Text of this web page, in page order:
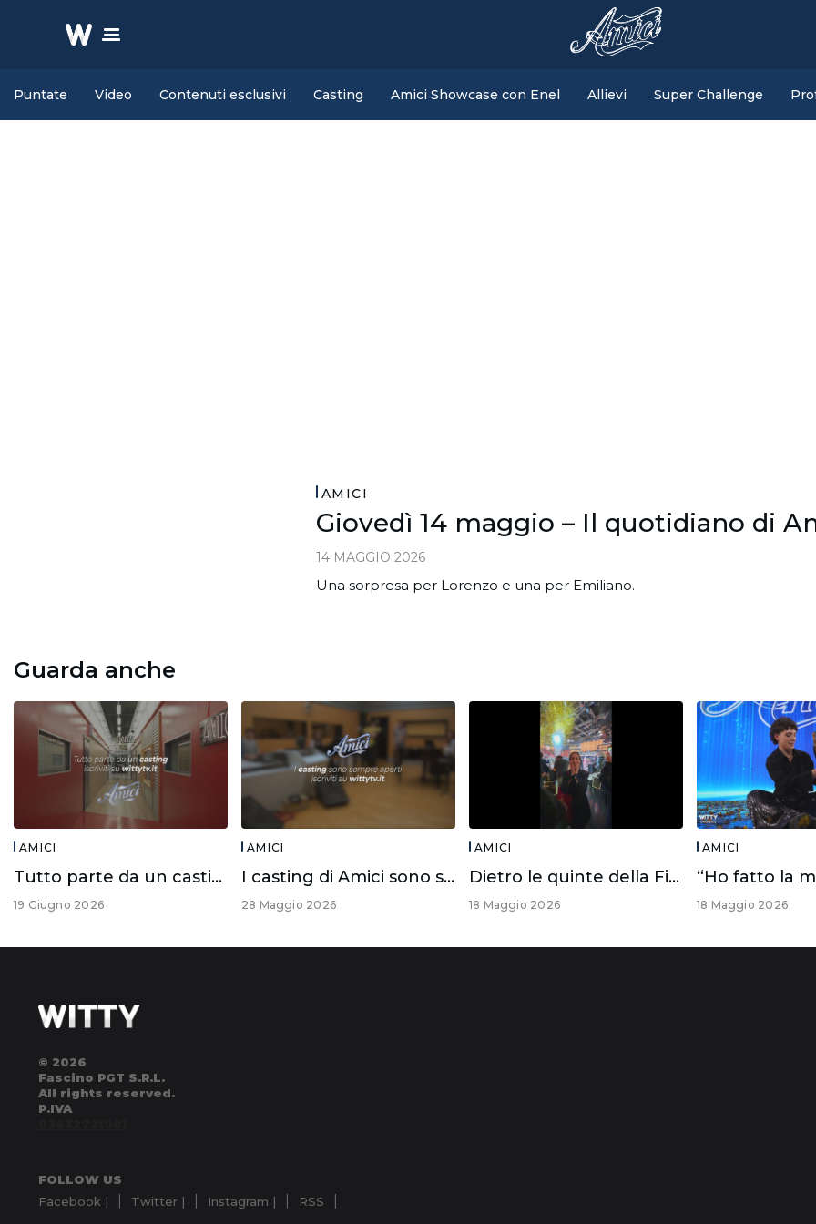
Puntate Video Contenuti esclusivi Casting Amici Showcase con Enel Allievi Super Challenge
AMICI
Giovedì 14 maggio – Il quotidiano di
14 MAGGIO 2026
Una sorpresa per Lorenzo e una per Emiliano.
Guarda anche
AMICI
Tutto parte da un casting!
19 Giugno 2026
AMICI
I casting di Amici sono sempre aperti!
28 Maggio 2026
AMICI
Dietro le quinte della Finale di #Amici25
18 Maggio 2026
AMICI
“Ho fatto la
18 Maggio 2026
© 2026
Fascino PGT S.R.L.
All rights reserved.
P.IVA
FOLLOW US
Facebook |
Twitter | Instagram | RSS